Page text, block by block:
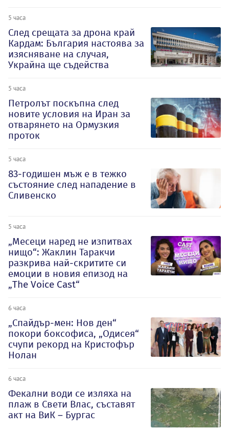
5 часа
След срещата за дрона край
Кардам: България настоява за
изясняване на случая,
Украйна ще съдейства
5 часа
Петролът поскъпна след
новите условия на Иран за
отварянето на Ормузкия
проток
5 часа
83-годишен мъж е в тежко
състояние след нападение в
Сливенско
5 часа
„Месеци наред не изпитвах
нищо“: Жаклин Таракчи
разкрива най-скритите си
емоции в новия епизод на
„The Voice Cast“
6 часа
„Спайдър-мен: Нов ден“
покори боксофиса, „Одисея“
счупи рекорд на Кристофър
Нолан
6 часа
Фекални води се изляха на
плаж в Свети Влас, съставят
акт на ВиК – Бургас